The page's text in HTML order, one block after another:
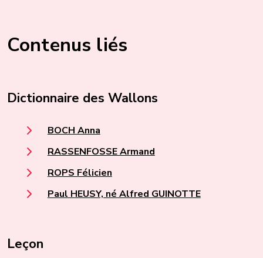
Contenus liés
Dictionnaire des Wallons
BOCH Anna
RASSENFOSSE Armand
ROPS Félicien
Paul HEUSY, né Alfred GUINOTTE
Leçon